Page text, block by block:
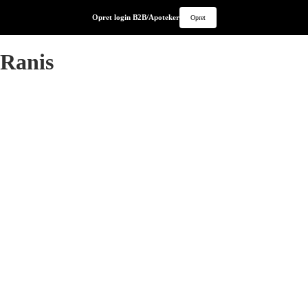
Opret login B2B/Apoteker Opret
Ranis